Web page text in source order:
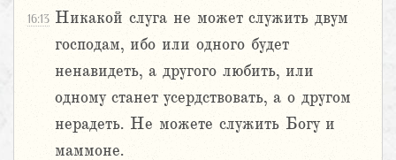
16:13 Никакой слуга не может служить двум
господам, ибо или одного будет
ненавидеть, а другого любить, или
одному станет усердствовать, а о другом
нерадеть. Не можете служить Богу и
маммоне.